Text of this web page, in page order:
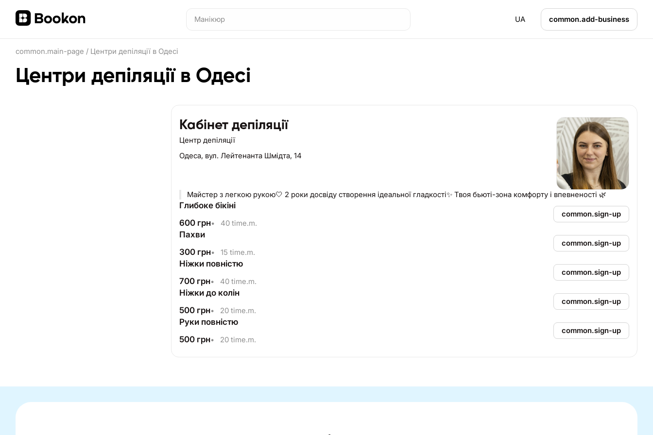
UA common.add-business
common.main-page / Центри депіляції в Одесі
Центри депіляції в Одесі
Кабінет депіляції
Центр депіляції
Одеса, вул. Лейтенанта Шмідта, 14
Майстер з легкою рукою🤍 2 роки досвіду створення ідеальної гладкості✨ Твоя бьюті-зона комфорту і впевненості 🌿
Глибоке бікіні
600 грн• 40 time.m.
common.sign-up
Пахви
300 грн• 15 time.m.
common.sign-up
Ніжки повністю
700 грн• 40 time.m.
common.sign-up
Ніжки до колін
500 грн• 20 time.m.
common.sign-up
Руки повністю
500 грн• 20 time.m.
common.sign-up